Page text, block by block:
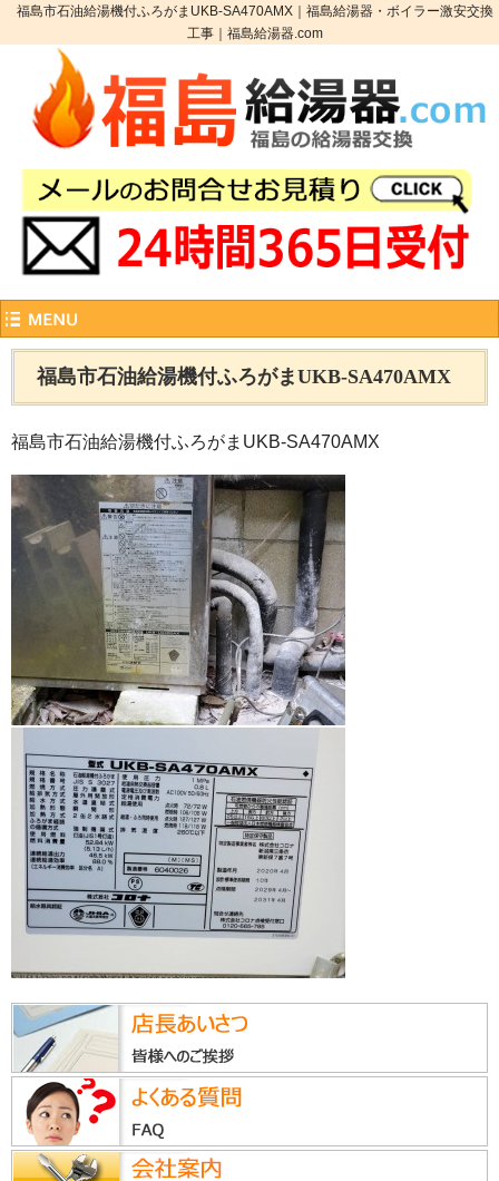
福島市石油給湯機付ふろがまUKB-SA470AMX｜福島給湯器・ボイラー激安交換
工事｜福島給湯器.com
福島市石油給湯機付ふろがまUKB-SA470AMX
福島市石油給湯機付ふろがまUKB-SA470AMX